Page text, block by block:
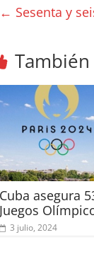
← Sesenta y
Cuba asegura
Juegos
3 julio, 2024